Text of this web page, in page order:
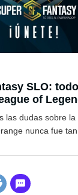
SLO:
of
las dudas sobre
nunca fue tan